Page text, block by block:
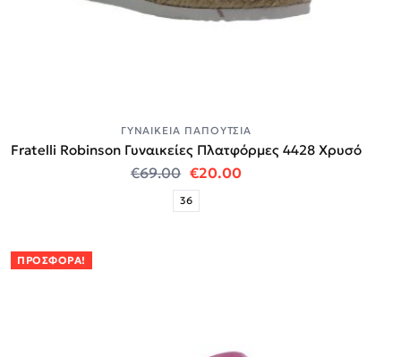
ΓΥΝΑΙΚΕΊΑ ΠΑΠΟΎΤΣΙΑ
Fratelli Robinson Γυναικείες Πλατφόρμες 4428 Χρυσό
€69.00 Original price was: €69.00.
€20.00Η τρέχουσα τιμή
36
ΠΡΟΣΦΟΡΆ!